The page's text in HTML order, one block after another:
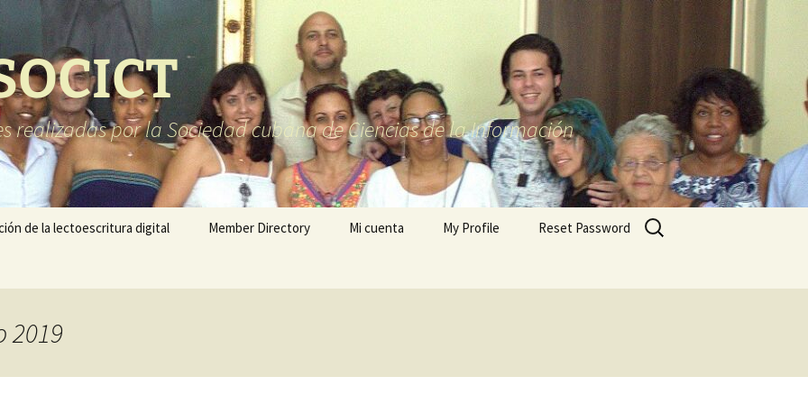
realizadas por la Sociedad cubana de Ciencias de la Información
de la lectoescritura digital Member Directory Mi cuenta My Profile Reset Password
Buscar:
2019